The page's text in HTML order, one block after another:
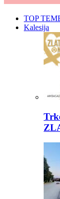
TOP
Kalesija